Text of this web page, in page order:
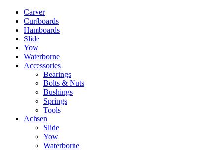
Carver
Curfboards
Hamboards
Slide
Yow
Waterborne
Accessories
Bearings
Bolts & Nuts
Bushings
Springs
Tools
Achsen
Slide
Yow
Waterborne